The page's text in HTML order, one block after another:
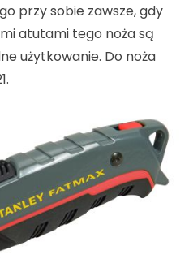
przy sobie zawsze, gdy
atutami tego noża są
użytkowanie. Do noża